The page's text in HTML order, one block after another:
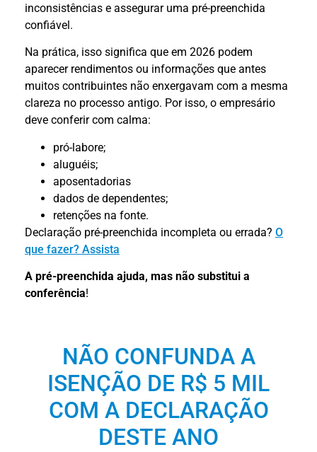
inconsistências e assegurar uma pré-preenchida
confiável.
Na prática, isso significa que em 2026 podem
aparecer rendimentos ou informações que antes
muitos contribuintes não enxergavam com a mesma
clareza no processo antigo. Por isso, o empresário
deve conferir com calma:
pró-labore;
aluguéis;
aposentadorias
dados de dependentes;
retenções na fonte.
Declaração pré-preenchida incompleta ou errada? O
que fazer? Assista
A pré-preenchida ajuda, mas não substitui a
conferência!
NÃO CONFUNDA A
ISENÇÃO DE R$ 5 MIL
COM A DECLARAÇÃO
DESTE ANO